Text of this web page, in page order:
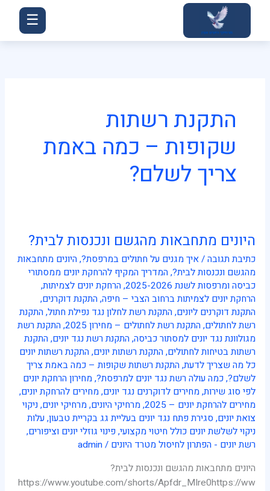
☰
התקנת רשתות
שקופות – כמה באמת
צריך לשלם?
היונים מתחבאות מהגשם ונכנסות לבית?
כתיבת תגובה/איך מגנים על חתולים במרפסת?,היונים מתחבאות
מהגשם ונכנסות לבית?,המדריך המקיף להרחקת יונים ממסתורי
כביסה ומרפסות לשנת 2025-2026
,הרחקת יונים לצמיתות,
הרחקת יונים לצמיתות ברחוב הצבי – חיפה,התקנת דוקרנים,
התקנת דוקרנים ליונים,התקנת רשת לחלון נגד נפילת חתול,התקנת
רשת לחתולים,התקנת רשת לחתולים – מחירון 2025 ,התקנת רשת
מגולוונת נגד יונים למסתור כביסה,התקנת רשת נגד יונים,התקנת
רשתות בטיחות לחתולים,התקנת רשתות יונים,התקנת רשתות יונים
כל מה שצריך לדעת,התקנת רשתות שקופות – כמה באמת צריך
לשלם?,כמה עולה רשת נגד יונים למרפסת?,מחירון הרחקת יונים
לפי סוג שירות,מחירים לדוקרנים נגד יונים,מחירים להרחקת יונים,
מחירים להרחקת יונים – 2025
,מרחיקי היונים,מרחיקי יונים,ניקוי
צואת יונים,סגירת פתח נגד יונים בעליית גג בקריית טבעון,עלות
ניקוי לשלשת יונים כולל חיטוי מקצועי,פינוי גוזלי יונים וציפורים,
רשת יונים - הפתרון לחיסול מטרד היונים /
admin
היונים מתחבאות מהגשם ונכנסות לבית?
https://www.youtube.com/shorts/Apfdr_MIre0https://ww
היונים
מהגשם
ונכנסות
לבית?